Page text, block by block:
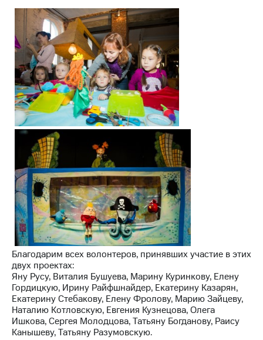
развитие
деловая этика
На главную
Благодарим всех волонтеров, принявших участие в этих
двух проектах:
Яну Русу, Виталия Бушуева, Марину Куринкову, Елену
Гордицкую, Ирину Райфшнайдер, Екатерину Казарян,
Екатерину Стебакову, Елену Фролову, Марию Зайцеву,
Наталию Котловскую, Евгения Кузнецова, Олега
Ишкова, Сергея Молодцова, Татьяну Богданову, Раису
Канышеву, Татьяну Разумовскую.